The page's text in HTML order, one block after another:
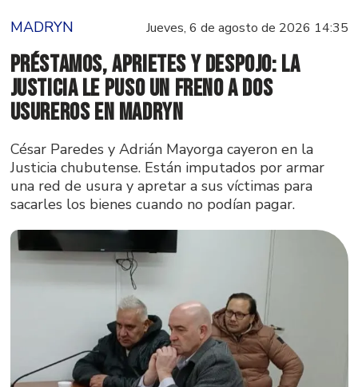
MADRYN Jueves, 6 de agosto de 2026 14:35
Préstamos, aprietes y despojo: la
Justicia le puso un freno a dos
usureros en Madryn
César Paredes y Adrián Mayorga cayeron en la
Justicia chubutense. Están imputados por armar
una red de usura y apretar a sus víctimas para
sacarles los bienes cuando no podían pagar.